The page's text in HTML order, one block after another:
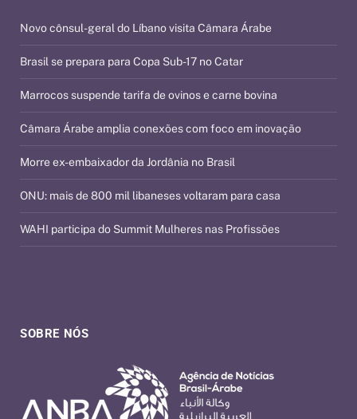
SOBRE NÓS
Novo cônsul-geral do Líbano visita Câmara Árabe
Brasil se prepara para Copa Sub-17 no Catar
Marrocos suspende tarifa de ovinos e carne bovina
Câmara Árabe amplia conexões com foco em inovação
Morre ex-embaixador da Jordânia no Brasil
ONU: mais de 800 mil libaneses voltaram para casa
WAHI participa do Summit Mulheres nas Profissões